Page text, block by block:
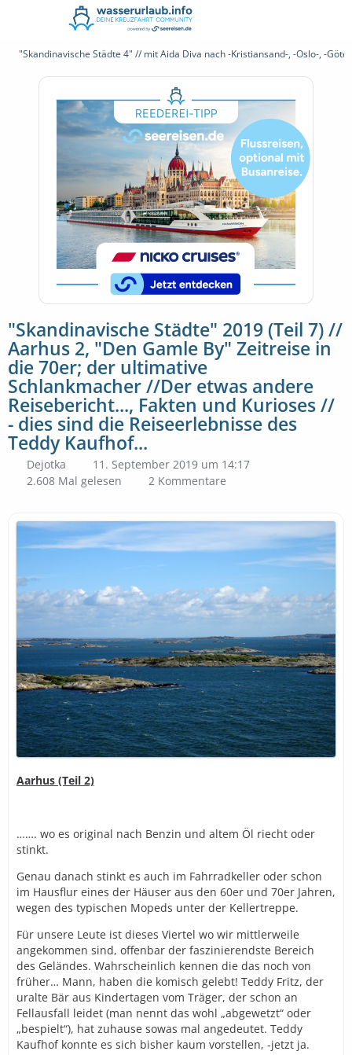
"Skandinavische Städte 4" // mit Aida Diva nach -Kristiansand-, -Oslo-, -
"Skandinavische Städte" 2019 (Teil 7) //
Aarhus 2, "Den Gamle By" Zeitreise in
die 70er; der ultimative
Schlankmacher //Der etwas andere
Reisebericht..., Fakten und Kurioses //
- dies sind die Reiseerlebnisse des
Teddy Kaufhof...
Dejotka
11. September 2019 um 14:17
2.608 Mal gelesen
2 Kommentare
Aarhus (Teil 2)
……. wo es original nach Benzin und altem Öl riecht oder
stinkt.
Genau danach stinkt es auch im Fahrradkeller oder schon
im Hausflur eines der Häuser aus den 60er und 70er Jahren,
wegen des typischen Mopeds unter der Kellertreppe.
Für unsere Leute ist dieses Viertel wo wir mittlerweile
angekommen sind, offenbar der faszinierendste Bereich
des Geländes. Wahrscheinlich kennen die das noch von
früher… Mann, haben die komisch gelebt! Teddy Fritz, der
uralte Bär aus Kindertagen vom Träger, der schon an
Fellausfall leidet (man nennt das wohl „abgewetzt“ oder
„bespielt“), hat zuhause sowas mal angedeutet. Teddy
Kaufhof konnte es sich bisher kaum vorstellen, -jetzt ja.